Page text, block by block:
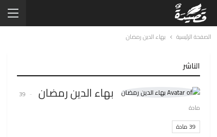
الصفحة الرئيسية بهاء الدين رمضان
الناشر
بهاء الدين رمضان
39
مادة
39 مادة